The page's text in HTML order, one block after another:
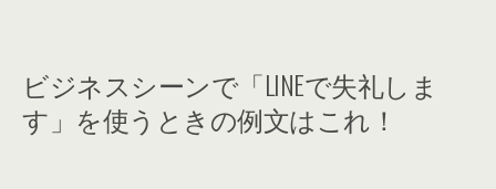
ビジネスシーンで「LINEで失礼しま
す」を使うときの例文はこれ！